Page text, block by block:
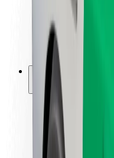
Márka
Média
Urban Fund
Biztonság
Utasbiztonság
Sofőr biztonság
E-roller biztonság